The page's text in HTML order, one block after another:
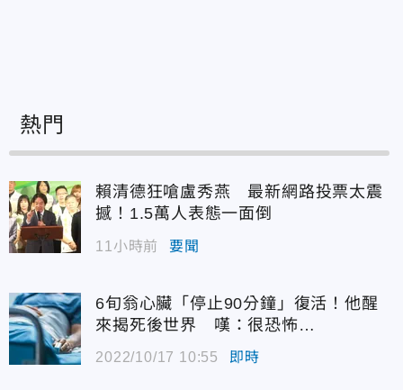
熱門
賴清德狂嗆盧秀燕 最新網路投票太震
撼！1.5萬人表態一面倒
11小時前 要聞
6旬翁心臟「停止90分鐘」復活！他醒
來揭死後世界 嘆：很恐怖…
2022/10/17 10:55 即時